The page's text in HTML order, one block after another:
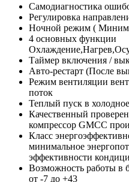
Самодиагностика
Регулировка
Ночной режим (
4 основных функции
Таймер включения /
Авто-рестарт (После
Режим вентиляции
поток
Теплый пуск в
Качественный
компрессор GMCC
Класс
минимальное
эффективности
Возможность работы в
от -7 до +43